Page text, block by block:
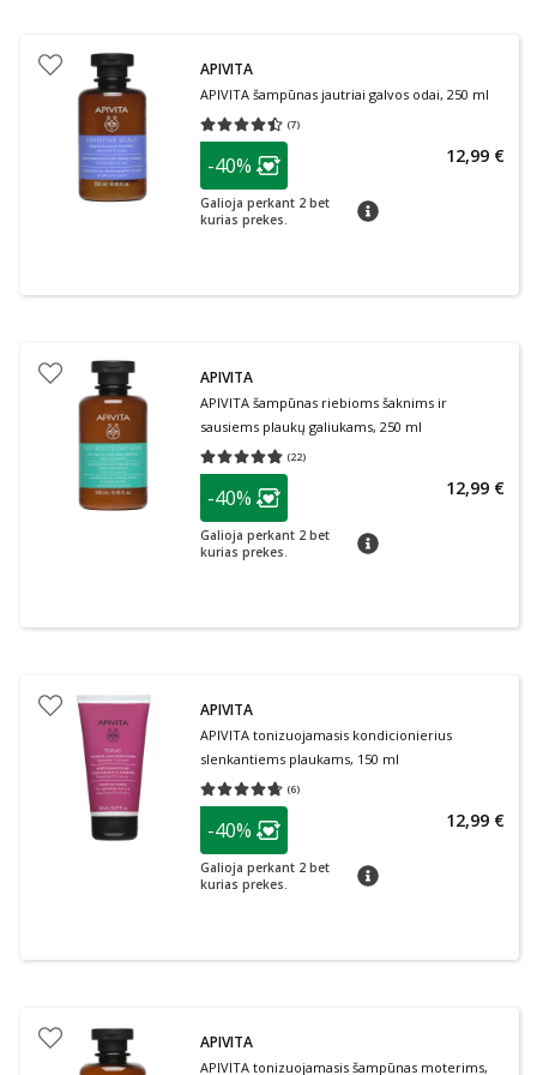
APIVITA
APIVITA šampūnas jautriai galvos odai, 250 ml
(7)
Vidutinis įvertinimas 4.43
patarimas
Lojalumo klubo narių nuolaida
-40%
Galioja perkant 2 bet
kurias prekes.
patarimas
12,99 €
APIVITA
APIVITA šampūnas riebioms šaknims ir
sausiems plaukų galiukams, 250 ml
(22)
Vidutinis įvertinimas 4.77
patarimas
Lojalumo klubo narių nuolaida
-40%
Galioja perkant 2 bet
kurias prekes.
patarimas
12,99 €
APIVITA
APIVITA tonizuojamasis kondicionierius
slenkantiems plaukams, 150 ml
(6)
Vidutinis įvertinimas 4.67
patarimas
Lojalumo klubo narių nuolaida
-40%
Galioja perkant 2 bet
kurias prekes.
patarimas
12,99 €
APIVITA
APIVITA tonizuojamasis šampūnas moterims,